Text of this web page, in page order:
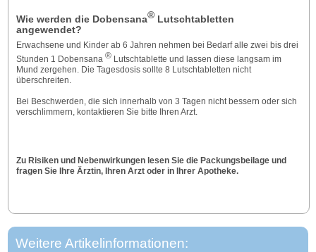
Wie werden die Dobensana®Lutschtabletten
angewendet?
Erwachsene und Kinder ab 6 Jahren nehmen bei Bedarf alle zwei bis drei
Stunden 1 Dobensana ® Lutschtablette und lassen diese langsam im
Mund zergehen. Die Tagesdosis sollte 8 Lutschtabletten nicht
überschreiten.
Bei Beschwerden, die sich innerhalb von 3 Tagen nicht bessern oder sich
verschlimmern, kontaktieren Sie bitte Ihren Arzt.
Zu Risiken und Nebenwirkungen lesen Sie die Packungsbeilage und
fragen Sie Ihre Ärztin, Ihren Arzt oder in Ihrer Apotheke.
Weitere Artikelinformationen: